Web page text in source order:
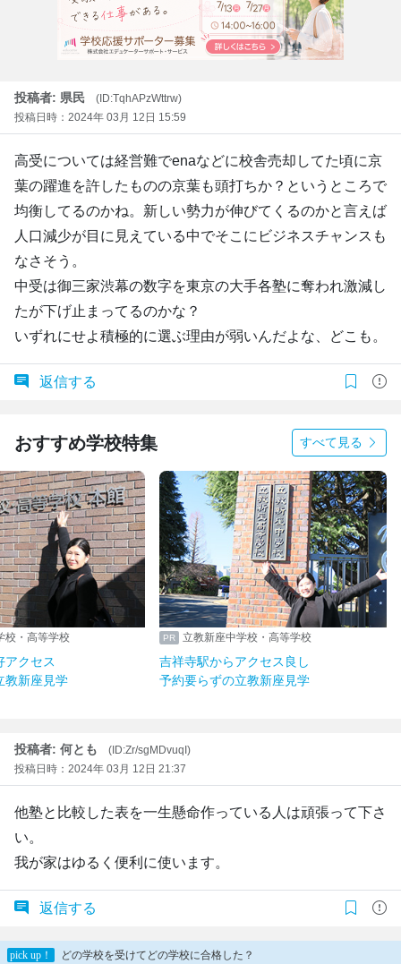
投稿者: 県民
(ID:TqhAPzWttrw)
投稿日時：2024年 03月 12日 15:59
高受については経営難でenaなどに校舎売却してた頃に京
葉の躍進を許したものの京葉も頭打ちか？というところで
均衡してるのかね。新しい勢力が伸びてくるのかと言えば
人口減少が目に見えている中でそこにビジネスチャンスも
なさそう。
中受は御三家渋幕の数字を東京の大手各塾に奪われ激減し
たが下げ止まってるのかな？
いずれにせよ積極的に選ぶ理由が弱いんだよな、どこも。
返信する
おすすめ学校特集 すべて見る
校・高等学校
アクセス
教新座見学
立教新座中学校・高等学校
吉祥寺駅からアクセス良し
予約要らずの立教新座見学
投稿者: 何とも
(ID:Zr/sgMDvuqI)
投稿日時：2024年 03月 12日 21:37
他塾と比較した表を一生懸命作っている人は頑張って下さ
い。
我が家はゆるく便利に使います。
返信する